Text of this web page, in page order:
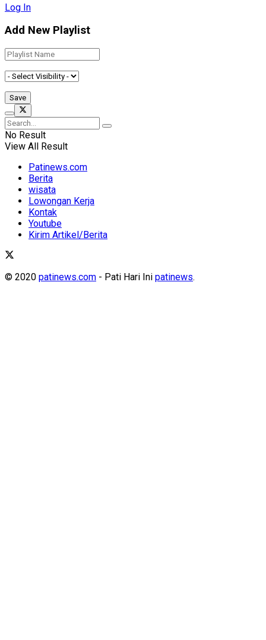
Log In
Add New Playlist
No Result
View All Result
Patinews.com
Berita
wisata
Lowongan Kerja
Kontak
Youtube
Kirim Artikel/Berita
© 2020 patinews.com - Pati Hari Ini patinews.